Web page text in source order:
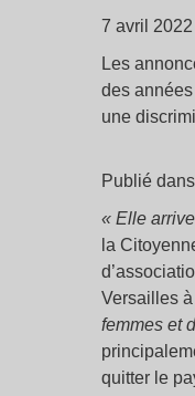
7 avril
Les
des
une
Publié dans
« Elle
la
Versailles
femmes et
quitter le